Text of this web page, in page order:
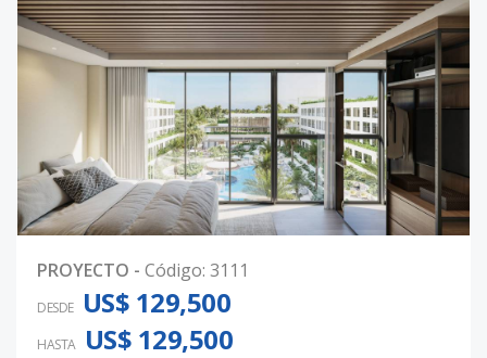
PROYECTO - Código: 3111
DESDE US$ 129,500
HASTA US$ 129,500